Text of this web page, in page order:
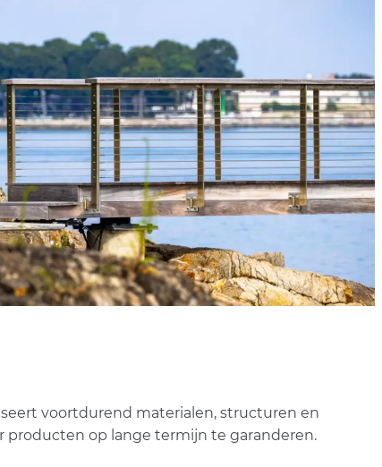
voortdurend materialen, structuren en
producten op lange termijn te garanderen.